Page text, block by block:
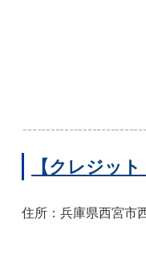
【クレジッ
住所：兵庫県西宮市